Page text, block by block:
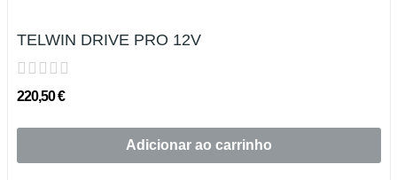
TELWIN DRIVE PRO 12V
220,50 €
Adicionar ao carrinho